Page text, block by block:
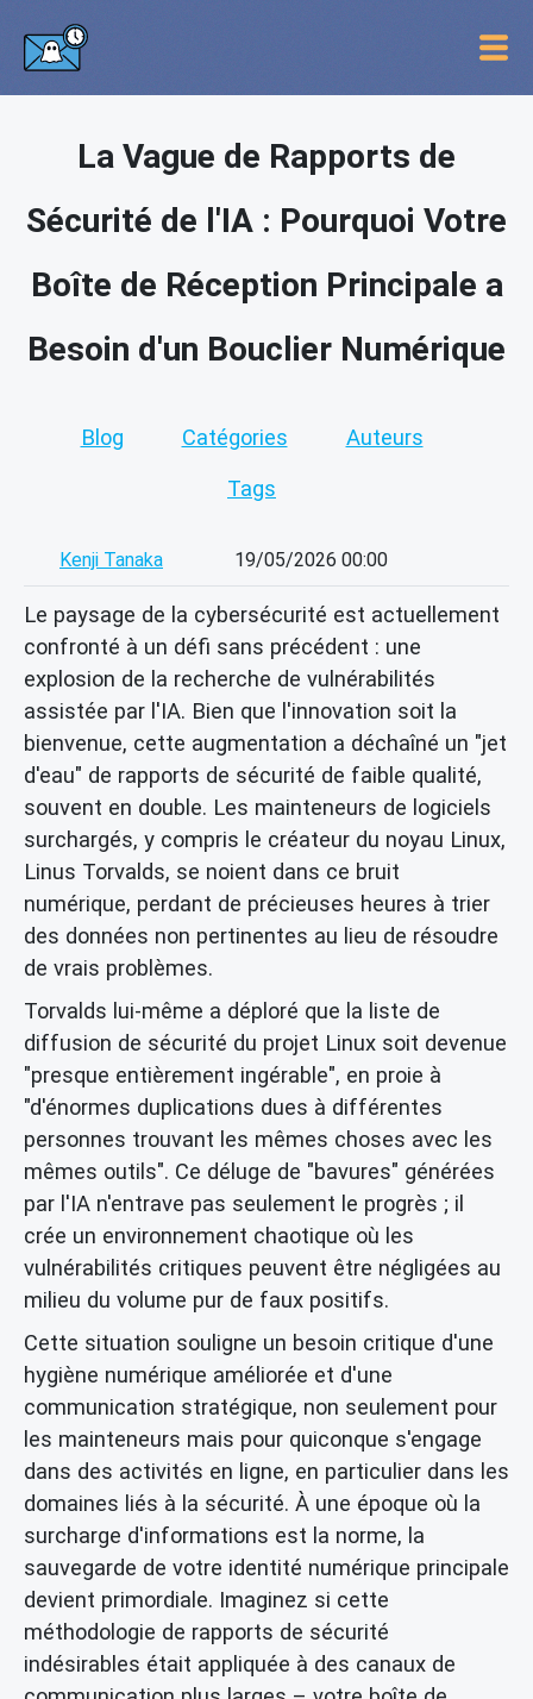
La Vague de Rapports de
Sécurité de l'IA : Pourquoi Votre
Boîte de Réception Principale a
Besoin d'un Bouclier Numérique
Blog Catégories Auteurs
Tags
Kenji Tanaka 19/05/2026 00:00
Le paysage de la cybersécurité est actuellement
confronté à un défi sans précédent : une
explosion de la recherche de vulnérabilités
assistée par l'IA. Bien que l'innovation soit la
bienvenue, cette augmentation a déchaîné un "jet
d'eau" de rapports de sécurité de faible qualité,
souvent en double. Les mainteneurs de logiciels
surchargés, y compris le créateur du noyau Linux,
Linus Torvalds, se noient dans ce bruit
numérique, perdant de précieuses heures à trier
des données non pertinentes au lieu de résoudre
de vrais problèmes.
Torvalds lui-même a déploré que la liste de
diffusion de sécurité du projet Linux soit devenue
"presque entièrement ingérable", en proie à
"d'énormes duplications dues à différentes
personnes trouvant les mêmes choses avec les
mêmes outils". Ce déluge de "bavures" générées
par l'IA n'entrave pas seulement le progrès ; il
crée un environnement chaotique où les
vulnérabilités critiques peuvent être négligées au
milieu du volume pur de faux positifs.
Cette situation souligne un besoin critique d'une
hygiène numérique améliorée et d'une
communication stratégique, non seulement pour
les mainteneurs mais pour quiconque s'engage
dans des activités en ligne, en particulier dans les
domaines liés à la sécurité. À une époque où la
surcharge d'informations est la norme, la
sauvegarde de votre identité numérique principale
devient primordiale. Imaginez si cette
méthodologie de rapports de sécurité
indésirables était appliquée à des canaux de